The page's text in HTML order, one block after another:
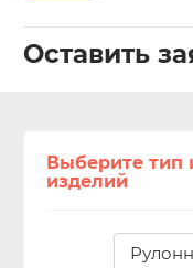
Оставить
Выберите тип
изделий